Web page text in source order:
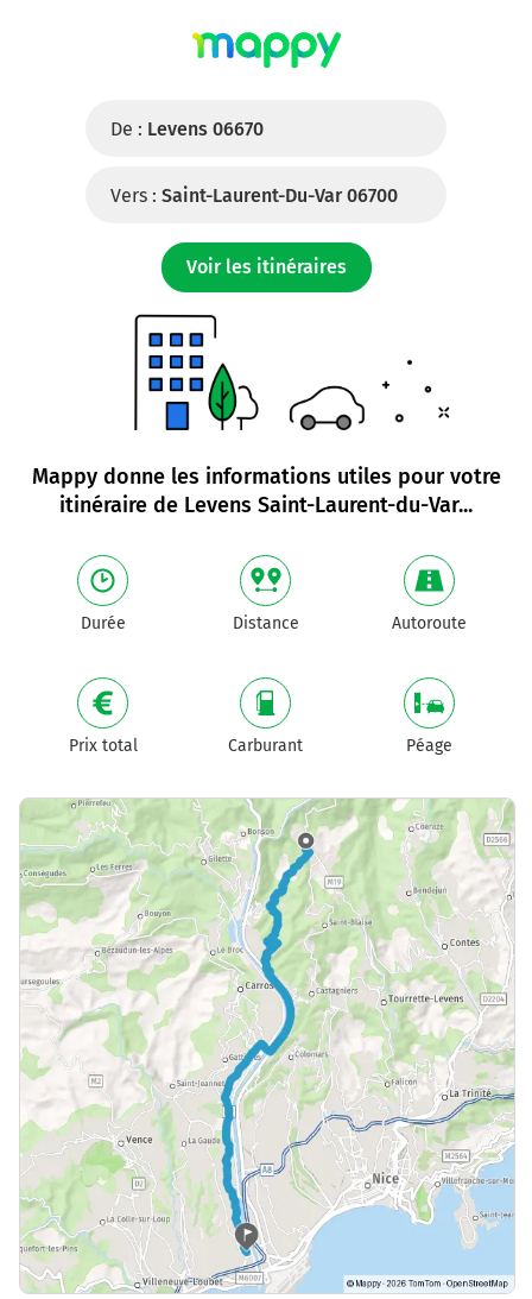
De : Levens 06670
Vers : Saint-Laurent-Du-Var 06700
Voir les itinéraires
Mappy donne les informations utiles pour votre
itinéraire de Levens Saint-Laurent-du-Var...
Durée Distance Autoroute
Prix total Carburant Péage